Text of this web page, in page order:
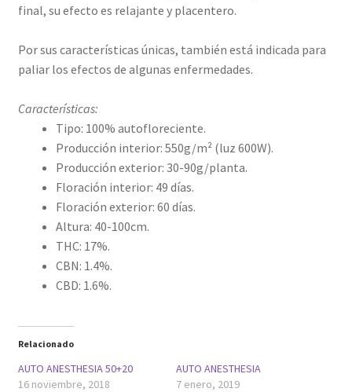
final, su efecto es relajante y placentero.
Por sus características únicas, también está indicada para
paliar los efectos de algunas enfermedades.
Características:
Tipo: 100% autofloreciente.
Producción interior: 550g/m² (luz 600W).
Producción exterior: 30-90g/planta.
Floración interior: 49 días.
Floración exterior: 60 días.
Altura: 40-100cm.
THC: 17%.
CBN: 1.4%.
CBD: 1.6%.
Relacionado
AUTO ANESTHESIA 50+20
16 noviembre, 2018
AUTO ANESTHESIA
7 enero, 2019